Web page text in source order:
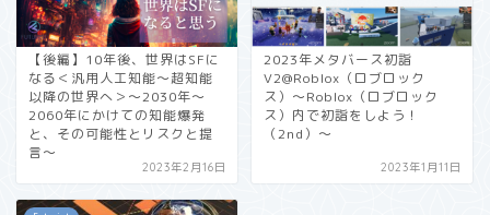
【後編】10年後、世界はSFに
なる＜汎用人工知能〜超知能
以降の世界へ＞〜2030年〜
2060年にかけての知能爆発
と、その可能性とリスクと提
言〜
2023年2月16日
2023年メタバース初詣
V2@Roblox（ロブロック
ス）〜Roblox（ロブロック
ス）内で初詣をしよう！
（2nd）〜
2023年1月11日